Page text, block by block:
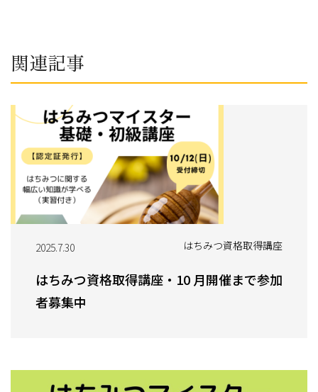
関連記事
2025.7.30 はちみつ資格取得講座
はちみつ資格取得講座・10 月開催まで参加
者募集中